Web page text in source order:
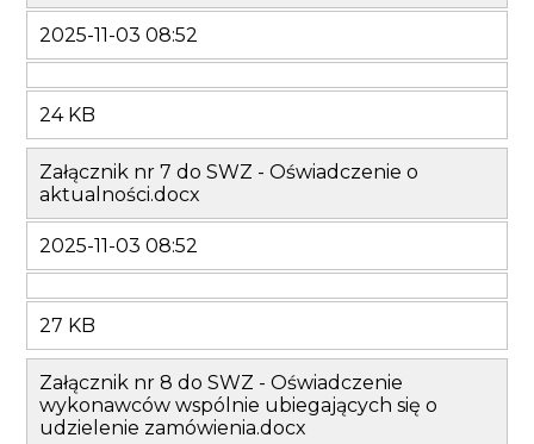
2025-11-03 08:52
24 KB
Załącznik nr 7 do SWZ - Oświadczenie o
aktualności.docx
2025-11-03 08:52
27 KB
Załącznik nr 8 do SWZ - Oświadczenie
wykonawców wspólnie ubiegających się o
udzielenie zamówienia.docx